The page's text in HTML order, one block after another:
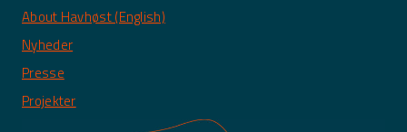
About Havhøst (English)
Nyheder
Presse
Projekter